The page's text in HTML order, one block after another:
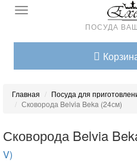
ПОСУДА
Главная Посуда для
Сковорода Belvia Beka (24см)
Сковорода Belvia
V)